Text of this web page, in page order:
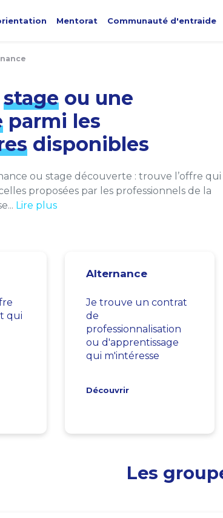
Mentorat Communauté d'entraide
stage ou une
parmi les
disponibles
ou stage découverte : trouve l’offre qui
proposées par les professionnels de la
Lire plus
qui
Alternance
Je trouve un contrat
de
professionnalisation
ou d'apprentissage
qui m'intéresse
Découvrir
Les